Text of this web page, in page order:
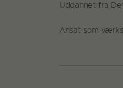
Uddannet fra
Ansat som